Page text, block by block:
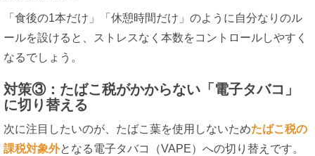
「食後の1本だけ」「休憩時間だけ」のように自分なりのル
ールを設けると、ストレスなく本数をコントロールしやすく
なるでしょう。
対策③：たばこ税がかからない「電子タバコ」
に切り替える
次に注目したいのが、たばこ葉を使用しないためたばこ税の
課税対象外となる電子タバコ（VAPE）への切り替えです。